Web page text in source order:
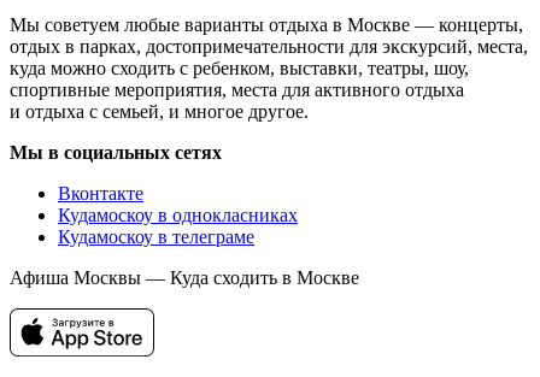
Мы советуем любые варианты отдыха в Москве — концерты,
отдых в парках, достопримечательности для экскурсий, места,
куда можно сходить с ребенком, выставки, театры, шоу,
спортивные мероприятия, места для активного отдыха
и отдыха с семьей, и многое другое.
Мы в социальных сетях
Вконтакте
Кудамоскоу в однокласниках
Кудамоскоу в телеграме
Афиша Москвы — Куда сходить в Москве